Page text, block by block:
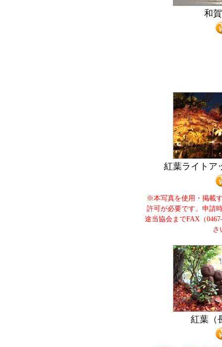
和
紅葉ライトア
※本写真を使用・掲載
許可が必要です。申請
途当協会までFAX（
さ
紅葉（